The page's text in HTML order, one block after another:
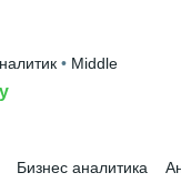
• Middle
Бизнес аналитика